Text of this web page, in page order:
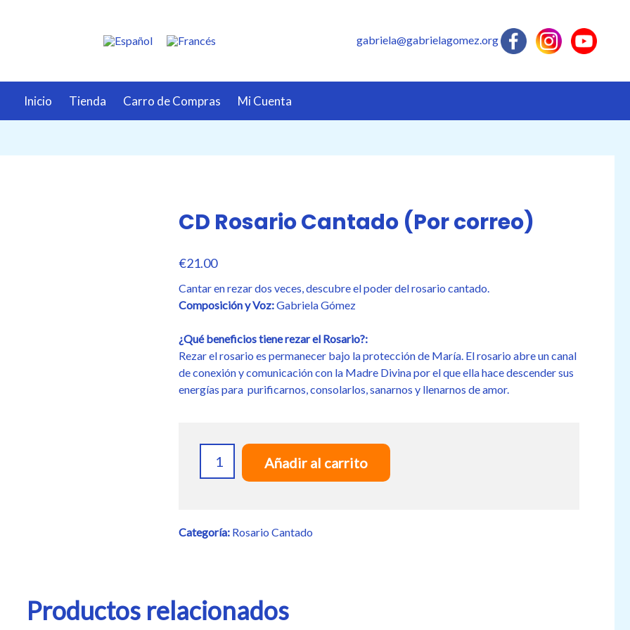
gabriela@gabrielagomez.org
Inicio Tienda Carro de Compras Mi Cuenta
CD Rosario Cantado (Por correo)
€21.00
Cantar en rezar dos veces, descubre el poder del rosario cantado.
Composición y Voz:Gabriela Gómez
¿Qué beneficios tiene rezar el Rosario?:
Rezar el rosario es permanecer bajo la protección de María. El rosario abre un canal
de conexión y comunicación con la Madre Divina por el que ella hace descender sus
energías para purificarnos, consolarlos, sanarnos y llenarnos de amor.
Rosario
cantidad
Añadir al carrito
Categoría: Rosario Cantado
Productos relacionados